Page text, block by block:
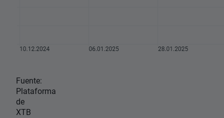
Fuente:
Plataforma
de
XTB